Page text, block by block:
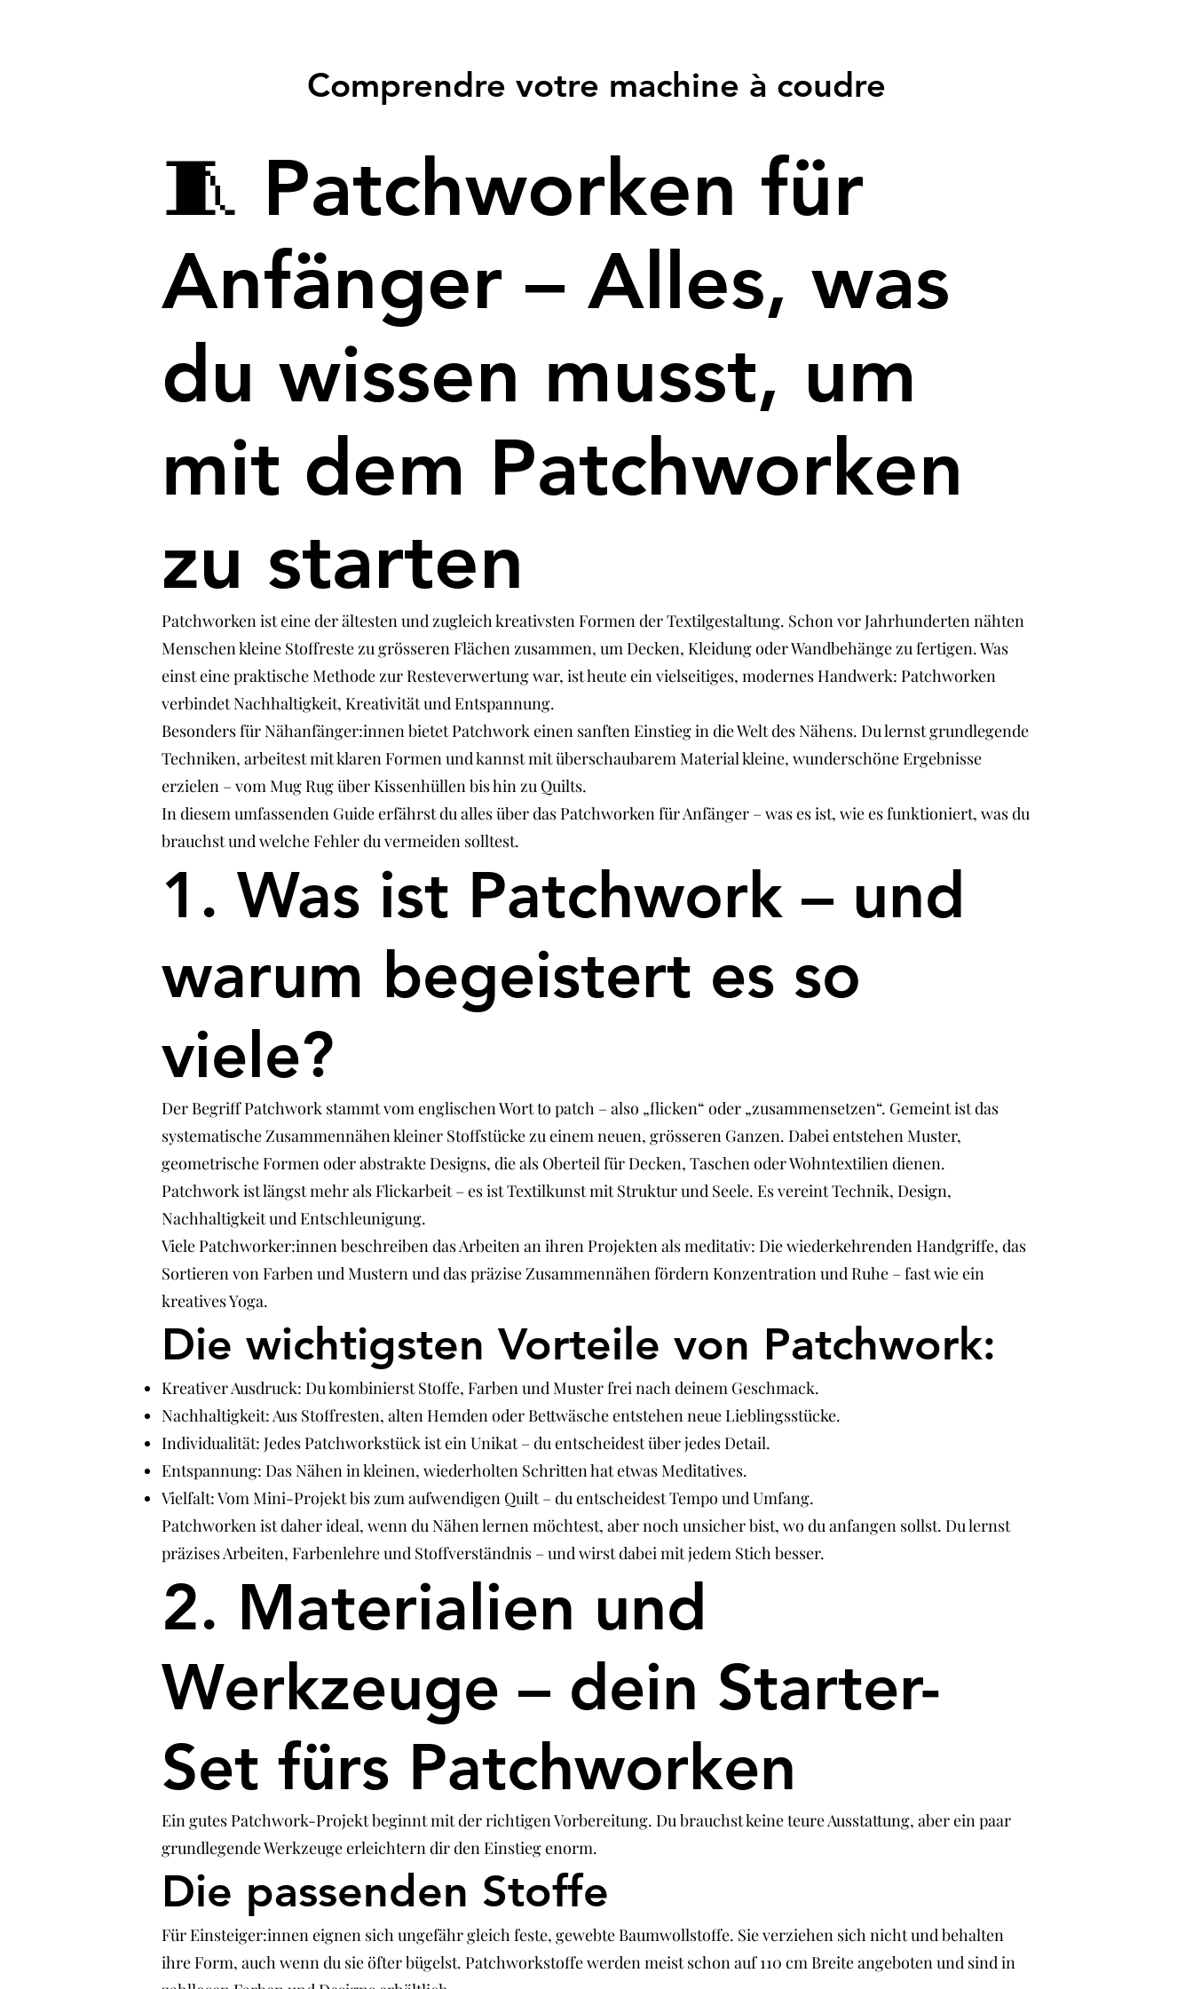
Comprendre votre machine à coudre
🧵 Patchworken für
Anfänger – Alles, was
du wissen musst, um
mit dem Patchworken
zu starten
Patchworken ist eine der ältesten und zugleich kreativsten Formen der Textilgestaltung. Schon vor Jahrhunderten nähten
Menschen kleine Stoffreste zu grösseren Flächen zusammen, um Decken, Kleidung oder Wandbehänge zu fertigen. Was
einst eine praktische Methode zur Resteverwertung war, ist heute ein vielseitiges, modernes Handwerk: Patchworken
verbindet Nachhaltigkeit, Kreativität und Entspannung.
Besonders für Nähanfänger:innen bietet Patchwork einen sanften Einstieg in die Welt des Nähens. Du lernst grundlegende
Techniken, arbeitest mit klaren Formen und kannst mit überschaubarem Material kleine, wunderschöne Ergebnisse
erzielen – vom Mug Rug über Kissenhüllen bis hin zu Quilts.
In diesem umfassenden Guide erfährst du alles über das Patchworken für Anfänger – was es ist, wie es funktioniert, was du
brauchst und welche Fehler du vermeiden solltest.
1. Was ist Patchwork – und
warum begeistert es so
viele?
Der Begriff Patchwork stammt vom englischen Wort to patch – also „flicken“ oder „zusammensetzen“. Gemeint ist das
systematische Zusammennähen kleiner Stoffstücke zu einem neuen, grösseren Ganzen. Dabei entstehen Muster,
geometrische Formen oder abstrakte Designs, die als Oberteil für Decken, Taschen oder Wohntextilien dienen.
Patchwork ist längst mehr als Flickarbeit – es ist Textilkunst mit Struktur und Seele. Es vereint Technik, Design,
Nachhaltigkeit und Entschleunigung.
Viele Patchworker:innen beschreiben das Arbeiten an ihren Projekten als meditativ: Die wiederkehrenden Handgriffe, das
Sortieren von Farben und Mustern und das präzise Zusammennähen fördern Konzentration und Ruhe – fast wie ein
kreatives Yoga.
Die wichtigsten Vorteile von Patchwork:
Kreativer Ausdruck: Du kombinierst Stoffe, Farben und Muster frei nach deinem Geschmack.
Nachhaltigkeit: Aus Stoffresten, alten Hemden oder Bettwäsche entstehen neue Lieblingsstücke.
Individualität: Jedes Patchworkstück ist ein Unikat – du entscheidest über jedes Detail.
Entspannung: Das Nähen in kleinen, wiederholten Schritten hat etwas Meditatives.
Vielfalt: Vom Mini-Projekt bis zum aufwendigen Quilt – du entscheidest Tempo und Umfang.
Patchworken ist daher ideal, wenn du Nähen lernen möchtest, aber noch unsicher bist, wo du anfangen sollst. Du lernst
präzises Arbeiten, Farbenlehre und Stoffverständnis – und wirst dabei mit jedem Stich besser.
2. Materialien und
Werkzeuge – dein Starter-
Set fürs Patchworken
Ein gutes Patchwork-Projekt beginnt mit der richtigen Vorbereitung. Du brauchst keine teure Ausstattung, aber ein paar
grundlegende Werkzeuge erleichtern dir den Einstieg enorm.
Die passenden Stoffe
Für Einsteiger:innen eignen sich ungefähr gleich feste, gewebte Baumwollstoffe. Sie verziehen sich nicht und behalten
ihre Form, auch wenn du sie öfter bügelst. Patchworkstoffe werden meist schon auf 110 cm Breite angeboten und sind in